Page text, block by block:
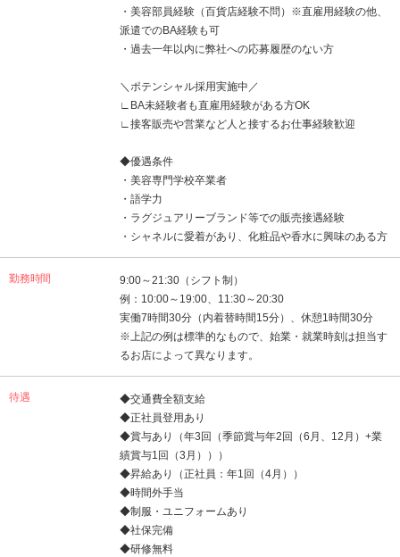
・美容部員経験（百貨店経験不問）※直雇用経験の他、
派遣でのBA経験も可
・過去一年以内に弊社への応募履歴のない方
＼ポテンシャル採用実施中／
∟BA未経験者も直雇用経験がある方OK
∟接客販売や営業など人と接するお仕事経験歓迎
◆優遇条件
・美容専門学校卒業者
・語学力
・ラグジュアリーブランド等での販売接遇経験
・シャネルに愛着があり、化粧品や香水に興味のある方
勤務時間
9:00～21:30（シフト制）
例：10:00～19:00、11:30～20:30
実働7時間30分（内着替時間15分）、休憩1時間30分
※上記の例は標準的なもので、始業・就業時刻は担当す
るお店によって異なります。
待遇
◆交通費全額支給
◆正社員登用あり
◆賞与あり（年3回（季節賞与年2回（6月、12月）+業
績賞与1回（3月）））
◆昇給あり（正社員：年1回（4月））
◆時間外手当
◆制服・ユニフォームあり
◆社保完備
◆研修無料